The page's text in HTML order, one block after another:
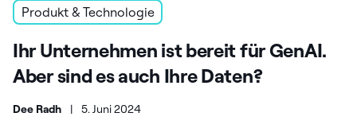
Produkt & Technologie
Ihr Unternehmen ist bereit für GenAI.
Aber sind es auch Ihre Daten?
Dee Radh | 5. Juni 2024